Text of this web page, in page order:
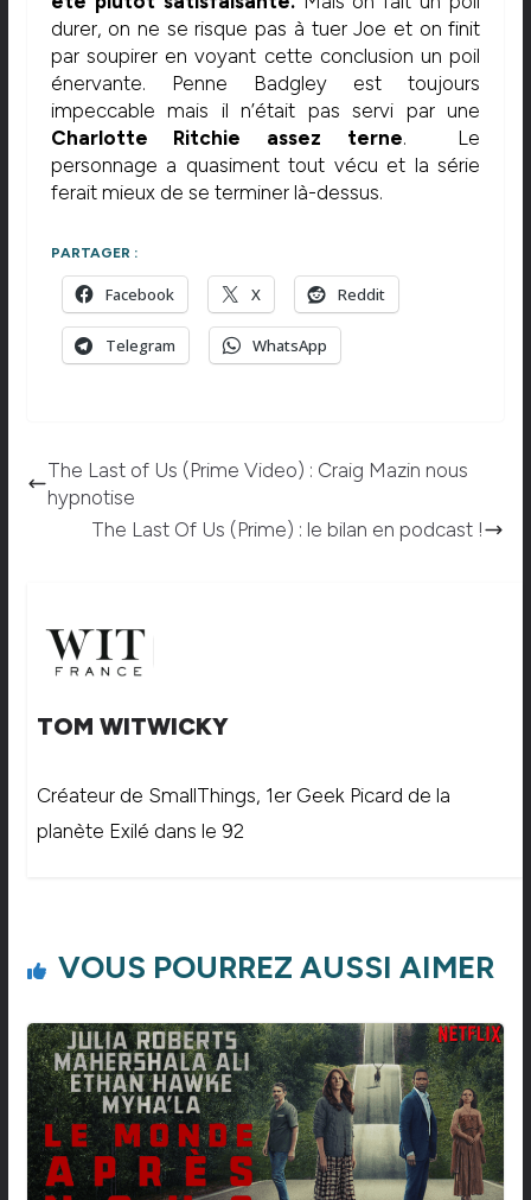
durer, on ne se risque pas à tuer Joe et on finit
par soupirer en voyant cette conclusion un poil
énervante. Penne Badgley est toujours
impeccable mais il n’était pas servi par une
Charlotte Ritchie assez terne. Le
personnage a quasiment tout vécu et la série
ferait mieux de se terminer là-dessus.
PARTAGER :
Facebook X Reddit
Telegram WhatsApp
The Last of Us (Prime Video) : Craig Mazin nous
hypnotise
The Last Of Us (Prime) : le bilan en podcast !
TOM WITWICKY
Créateur de SmallThings, 1er Geek Picard de la
planète Exilé dans le 92
VOUS POURREZ AUSSI AIMER